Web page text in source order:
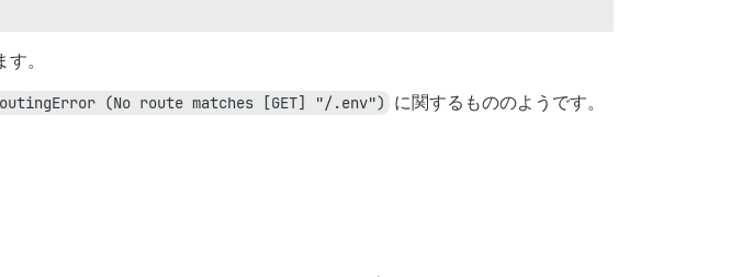
。
(No route matches [GET] "/.env") に関するもののようです。